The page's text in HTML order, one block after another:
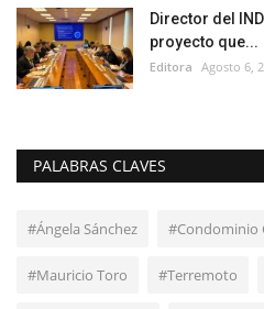
Director del
proyecto que...
Editora Agosto 6,
PALABRAS CLAVES
#Ángela Sánchez #Condominio
#Mauricio Toro #Terremoto